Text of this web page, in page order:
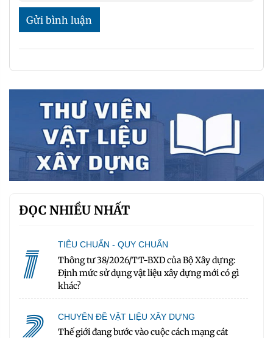
Gửi bình luận
ĐỌC NHIỀU NHẤT
1 TIÊU CHUẨN - QUY CHUẨN
Thông tư 38/2026/TT-BXD của Bộ Xây dựng:
Định mức sử dụng vật liệu xây dựng mới có gì
khác?
CHUYÊN ĐỀ VẬT LIỆU XÂY DỰNG
Thế giới đang bước vào cuộc cách mạng cát